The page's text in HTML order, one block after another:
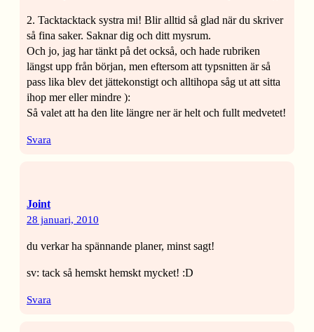
2. Tacktacktack systra mi! Blir alltid så glad när du skriver
så fina saker. Saknar dig och ditt mysrum.
Och jo, jag har tänkt på det också, och hade rubriken
längst upp från början, men eftersom att typsnitten är så
pass lika blev det jättekonstigt och alltihopa såg ut att sitta
ihop mer eller mindre ):
Så valet att ha den lite längre ner är helt och fullt medvetet!
Svara
Joint
28 januari, 2010
du verkar ha spännande planer, minst sagt!
sv: tack så hemskt hemskt mycket! :D
Svara